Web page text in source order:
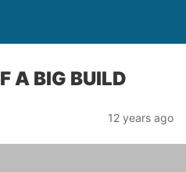
A BIG BUILD
12 years ago